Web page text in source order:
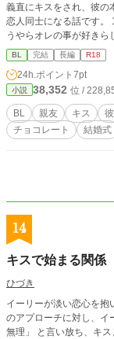
義直にキスをされ、彼の本心を知る事に
恋人同士になる話です。 1話1話はさほど長くはありません。 第一話 「親友はど
うやらオレの事が好き
事になった弘哉。ある日、寝
は、どうやら親友の事を
義直。だが、弘哉には義
直が年上の男性と…。 第三話 「恋人は、どうやらオレの元カノに嫉妬している
らしい」 ラブラブな二人の前に、弘哉の元カノが現れ…。 第四話 「どうやらオ
レは、恋人を傷つけてしまったらしい」 友人の
ようと不安になる弘哉。その事
時代の友人・野々川一諒
なる友達を演じなくては
話 「どうやらオレは恋人と離れたく
ョンに引っ越した義直と
人が疑いの眼差しを向け
BL 完結 長編 R18
24h.ポイント 7pt
小説 38,352 位 /
BL 親友 キス
チョコレート
結婚式
14
キスで始まる関係
ひづき
イーリーが淡い恋心を抱
のアプローチに対し、イ
無理」 と言い放ち、キスまでしてきやが